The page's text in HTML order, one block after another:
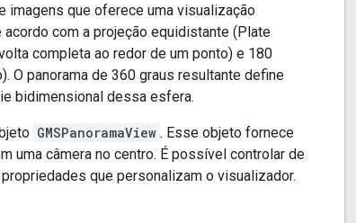
imagens que oferece uma visualização
com a projeção equidistante (Plate
completa ao redor de um ponto) e 180
O panorama de 360 graus resultante define
bidimensional dessa esfera.
GMSPanoramaView . Esse objeto fornece
uma câmera no centro. É possível controlar de
que personalizam o visualizador.